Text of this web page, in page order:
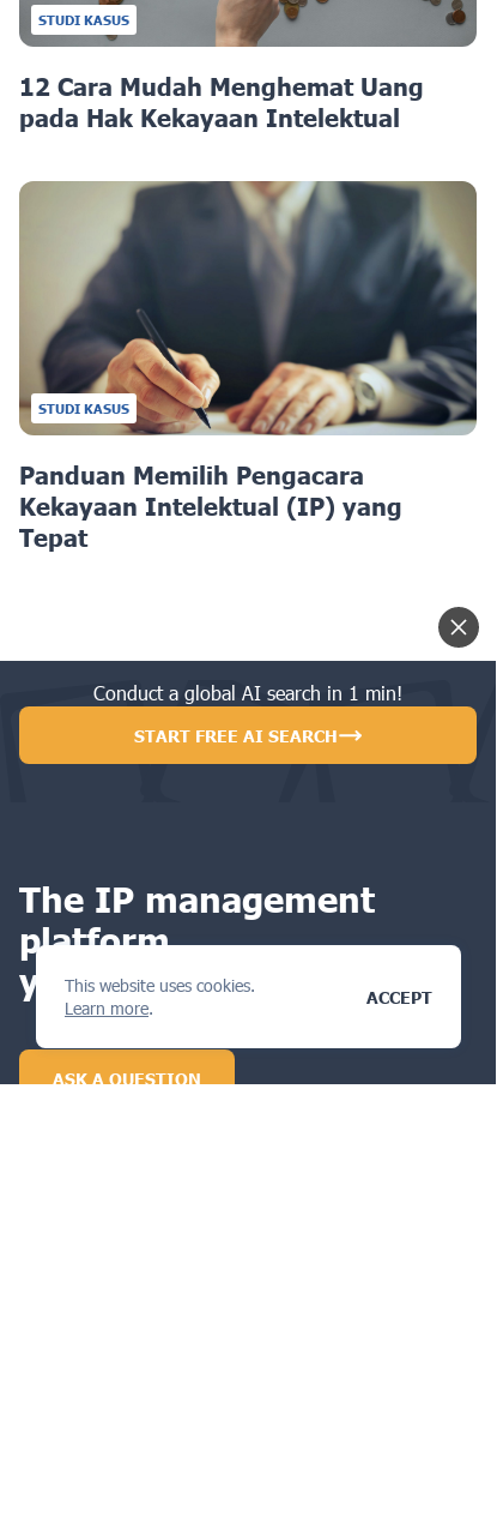
This website uses cookies.
Learn more.
ACCEPT
STUDI KASUS
12 Cara Mudah Menghemat Uang
pada Hak Kekayaan Intelektual
STUDI KASUS
Panduan Memilih Pengacara
Kekayaan Intelektual (IP) yang
Tepat
Conduct a global AI search in 1 min!
START FREE AI SEARCH
The IP management
platform
you will love
ASK A QUESTION